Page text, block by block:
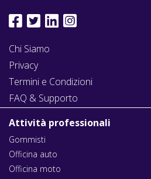
Chi Siamo
Privacy
Termini e Condizioni
FAQ & Supporto
Attività professionali
Gommisti
Officina auto
Officina moto